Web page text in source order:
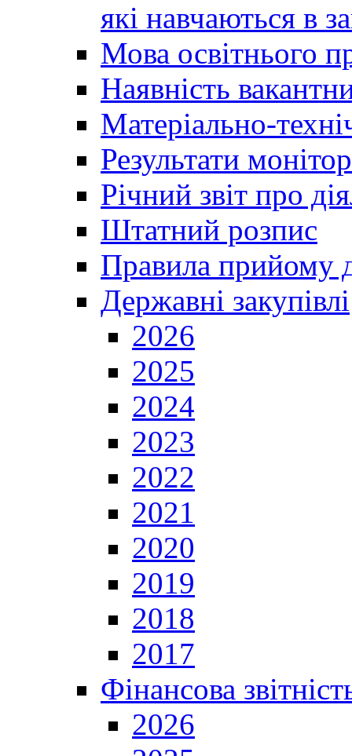
які навчаються в
Мова освітнього
Наявність
Матеріально-
Результати
Річний звіт про
Штатний розпис
Правила прийому
Державні закупівлі
2026
2025
2024
2023
2022
2021
2020
2019
2018
2017
Фінансова
2026